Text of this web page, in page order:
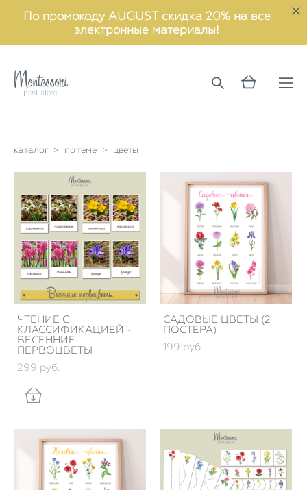
По промокоду AUGUST скидка 20% на все
электронные материалы!
каталог > по теме > цветы
ЧТЕНИЕ С
КЛАССИФИКАЦИЕЙ -
ВЕСЕННИЕ
ПЕРВОЦВЕТЫ
299 pуб.
САДОВЫЕ ЦВЕТЫ (2
ПОСТЕРА)
199 pуб.